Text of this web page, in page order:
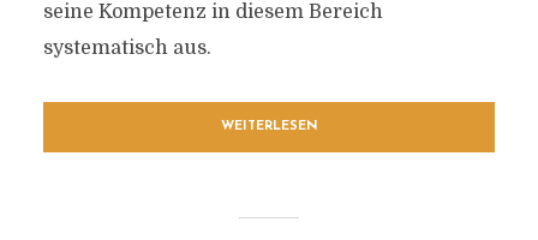
seine Kompetenz in diesem Bereich
systematisch aus.
WEITERLESEN